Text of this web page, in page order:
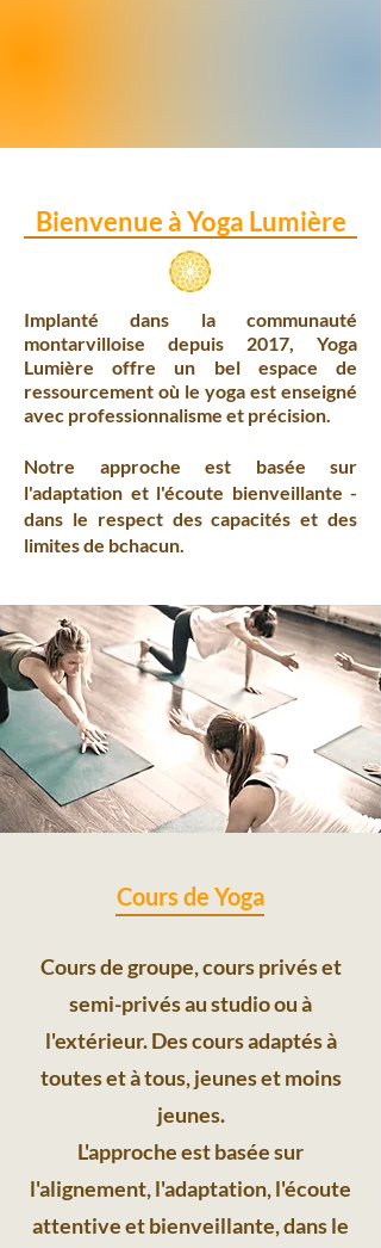
Bienvenue à Yoga Lumière
Implanté dans la communauté
montarvilloise depuis 2017, Yoga
Lumière offre un bel espace de
ressourcement où le yoga est enseigné
avec professionnalisme et précision.
Notre approche est basée sur
l'adaptation et l'écoute bienveillante -
dans le respect des capacités et des
limites de bchacun.
Cours de Yoga
Cours de groupe, cours privés et
semi-privés au studio ou à
l'extérieur. Des cours adaptés à
toutes et à tous, jeunes et moins
jeunes.
L'approche est basée sur
l'alignement, l'adaptation, l'écoute
attentive et bienveillante, dans le